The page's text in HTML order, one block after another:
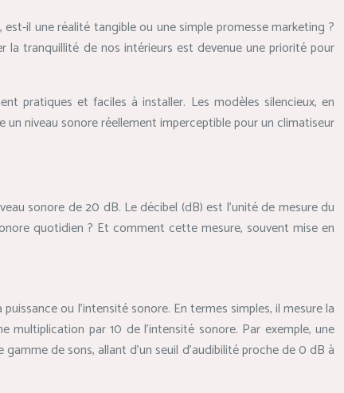
il une réalité tangible ou une simple promesse marketing ?
la tranquillité de nos intérieurs est devenue une priorité pour
pratiques et faciles à installer. Les modèles silencieux, en
niveau sonore réellement imperceptible pour un climatiseur
sonore de 20 dB. Le décibel (dB) est l’unité de mesure du
quotidien ? Et comment cette mesure, souvent mise en
ou l’intensité sonore. En termes simples, il mesure la
multiplication par 10 de l’intensité sonore. Par exemple, une
de sons, allant d’un seuil d’audibilité proche de 0 dB à